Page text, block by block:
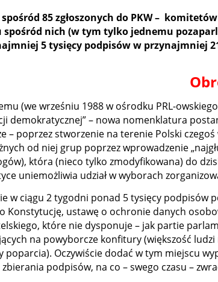
spośród 85 zgłoszonych do PKW –
spośród nich (w tym tylko jednemu
5 tysięcy podpisów w przynajmniej
(we wrześniu 1988 w ośrodku PRL-
demokratycznej” – nowa nomenklatura
– poprzez stworzenie na terenie Polski
od niej grup poprzez wprowadzenie
która (nieco tylko zmodyfikowana) do
uniemożliwia udział w wyborach
w ciągu 2 tygodni ponad 5 tysięcy podpisów
Konstytucję, ustawę o ochronie danych
które nie dysponuje – jak partie
na powyborcze konfitury (większość
poparcia). Oczywiście dodać w tym miejscu
podpisów, na co – swego czasu –